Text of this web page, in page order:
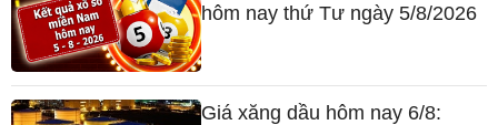
hôm nay thứ Tư ngày 5/8/2026
Giá xăng dầu hôm nay 6/8: